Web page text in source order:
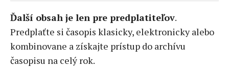
Ďalší obsah je len pre predplatiteľov.
Predplaťte si časopis klasicky, elektronicky alebo
kombinovane a získajte prístup do archívu
časopisu na celý rok.